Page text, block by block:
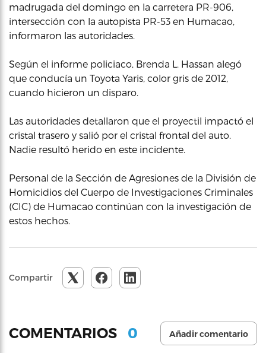
madrugada del domingo en la carretera PR-906,
intersección con la autopista PR-53 en Humacao,
informaron las autoridades.
Según el informe policiaco, Brenda L. Hassan alegó
que conducía un Toyota Yaris, color gris de 2012,
cuando hicieron un disparo.
Las autoridades detallaron que el proyectil impactó el
cristal trasero y salió por el cristal frontal del auto.
Nadie resultó herido en este incidente.
Personal de la Sección de Agresiones de la División de
Homicidios del Cuerpo de Investigaciones Criminales
(CIC) de Humacao continúan con la investigación de
estos hechos.
Compartir
COMENTARIOS 0 Añadir comentario